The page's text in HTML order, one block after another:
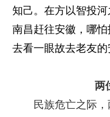
知己。在方以智投
南昌赶往安徽，哪
去看一眼故去老友的
两
民族危亡之际